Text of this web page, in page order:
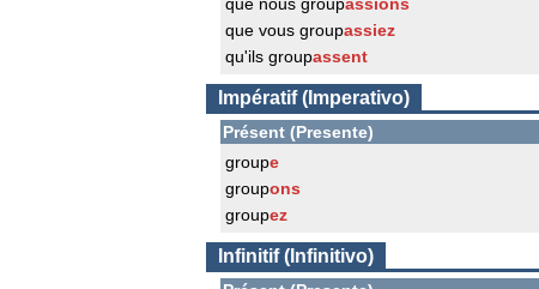
que vous groupassiez
qu'ils groupassent
Impératif (Imperativo)
Présent (Presente)
groupe
groupons
groupez
Infinitif (Infinitivo)